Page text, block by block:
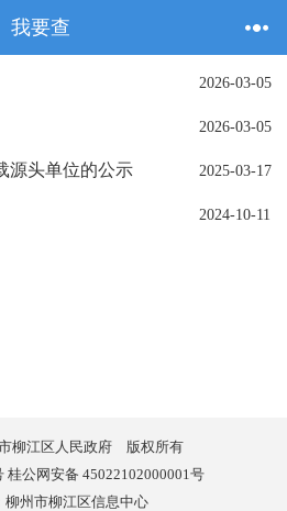
我要查
2026-03-05
2026-03-05
2025-03-17
源头单位的公示
2024-10-11
柳江区人民政府 版权所有
桂公网安备 45022102000001号
柳州市柳江区信息中心